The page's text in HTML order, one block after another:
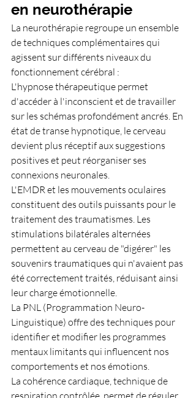
en neurothérapie
La neurothérapie regroupe un ensemble
de techniques complémentaires qui
agissent sur différents niveaux du
fonctionnement cérébral :
L'hypnose thérapeutique permet
d'accéder à l'inconscient et de travailler
sur les schémas profondément ancrés. En
état de transe hypnotique, le cerveau
devient plus réceptif aux suggestions
positives et peut réorganiser ses
connexions neuronales.
L'EMDR et les mouvements oculaires
constituent des outils puissants pour le
traitement des traumatismes. Les
stimulations bilatérales alternées
permettent au cerveau de "digérer" les
souvenirs traumatiques qui n'avaient pas
été correctement traités, réduisant ainsi
leur charge émotionnelle.
La PNL (Programmation Neuro-
Linguistique) offre des techniques pour
identifier et modifier les programmes
mentaux limitants qui influencent nos
comportements et nos émotions.
La cohérence cardiaque, technique de
respiration contrôlée, permet de réguler